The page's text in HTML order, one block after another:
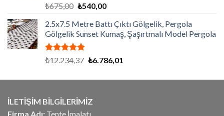
5 üzerinden
oy
aldı
₺675,00 Orijinal
₺675,00.
₺540,00Şu
fiyat:
₺540,00.
2.5x7.5 Metre Battı Çıktı Gölgelik, Pergola
Gölgelik Sunset Kumaş, Şaşırtmalı Model Pergola
5 üzerinden
₺12.234,37 Orijinal
₺12.234,37.
₺6.786,01
fiyat:
İLETİŞİM BİLGİLERİMİZ
Firma Adı: Tente İmalatı